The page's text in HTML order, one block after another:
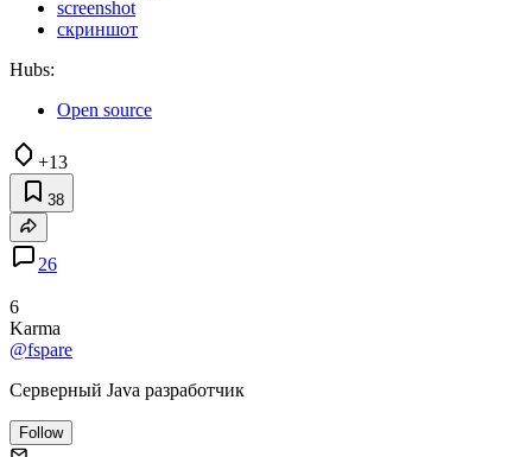
screenshot
скриншот
Hubs:
Open source
+13
38
26
6
Karma
@fspare
Серверный Java разработчик
Follow